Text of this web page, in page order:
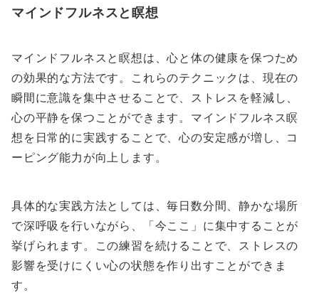
マインドフルネスと瞑想
マインドフルネスと瞑想は、心と体の健康を保つため
の効果的な方法です。これらのテクニックは、現在の
瞬間に意識を集中させることで、ストレスを軽減し、
心の平静を保つことができます。マインドフルネス瞑
想を日常的に実践することで、心の安定感が増し、コ
ーピング能力が向上します。
具体的な実践方法としては、毎日数分間、静かな場所
で深呼吸を行いながら、「今ここ」に集中することが
挙げられます。この練習を続けることで、ストレスの
影響を受けにくい心の状態を作り出すことができま
す。